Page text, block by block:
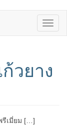
วยาง
รีเมี่ยม […]